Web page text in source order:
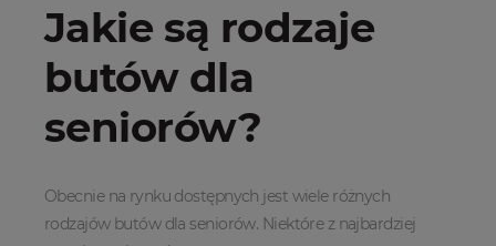
Jakie są rodzaje
butów dla
seniorów?
Obecnie na rynku dostępnych jest wiele różnych
rodzajów butów dla seniorów. Niektóre z najbardziej